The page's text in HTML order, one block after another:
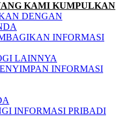
KAMI KUMPULKAN
DENGAN
INFORMASI
LAINNYA
INFORMASI
INFORMASI PRIBADI